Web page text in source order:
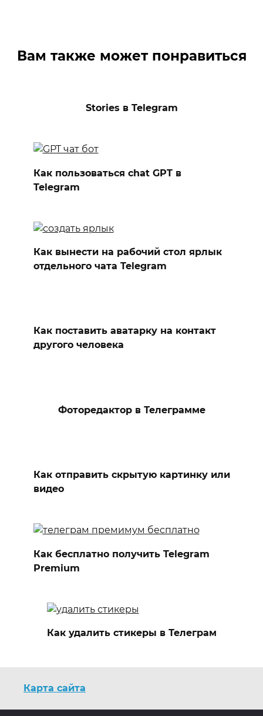
Вам также может понравиться
Stories в Telegram
Как пользоваться chat GPT в
Telegram
Как вынести на рабочий стол ярлык
отдельного чата Telegram
Как поставить аватарку на контакт
другого человека
Фоторедактор в Телеграмме
Как отправить скрытую картинку или
видео
Как бесплатно получить Telegram
Premium
Как удалить стикеры в Телеграм
Карта сайта